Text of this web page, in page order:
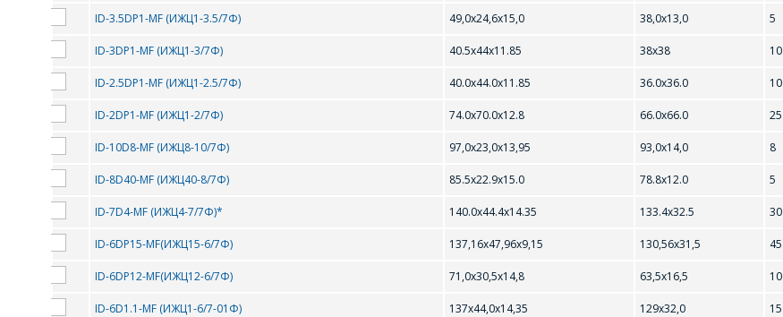
ID-3.5DP1-MF (ИЖЦ1-3.5/7Ф) 49,0х24,6х15,0 38,0х13,0 5
ID-3DP1-MF (ИЖЦ1-3/7Ф) 40.5x44x11.85 38x38 10
ID-2.5DP1-MF (ИЖЦ1-2.5/7Ф) 40.0x44.0x11.85 36.0x36.0 10
ID-2DP1-MF (ИЖЦ1-2/7Ф) 74.0x70.0x12.8 66.0x66.0 25
ID-10D8-MF (ИЖЦ8-10/7Ф) 97,0х23,0х13,95 93,0х14,0 8
ID-8D40-MF (ИЖЦ40-8/7Ф) 85.5x22.9x15.0 78.8x12.0 5
ID-7D4-MF (ИЖЦ4-7/7Ф)* 140.0x44.4x14.35 133.4x32.5 30
ID-6DP15-MF(ИЖЦ15-6/7Ф) 137,16х47,96х9,15 130,56х31,5 45
ID-6DP12-MF(ИЖЦ12-6/7Ф) 71,0х30,5х14,8 63,5х16,5 10
ID-6D1.1-MF (ИЖЦ1-6/7-01Ф) 137х44,0х14,35 129х32,0 15
компании свяжутся с Вами по вопросам стоимости и
Организация*
Телефон *
СОТРУДНИКИ КОМПАНИИ С РАДОСТЬЮ
ОТВЕТЯТ НА ВАШИ ВОПРОСЫ
Телефон*